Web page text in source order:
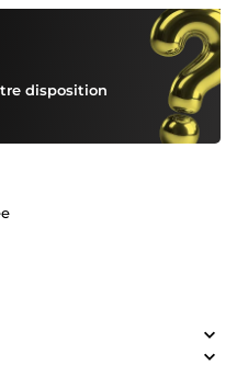
disposition